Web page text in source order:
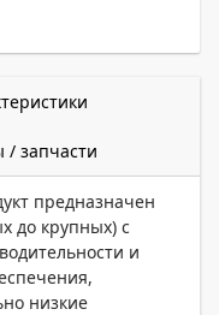
/ запчасти
предназначен
до крупных) с
и
низкие